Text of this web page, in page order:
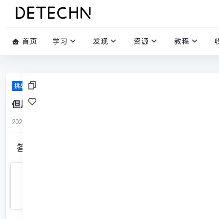
首页 学习 发现 资源 教程
挑战答题库
但愿人长久，____________ 。（苏轼《水调歌头》）
2020-02-29
答案: